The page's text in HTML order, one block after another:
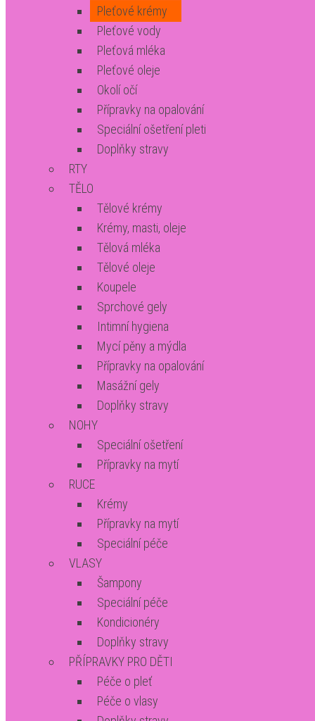
Pleťové krémy
Pleťové vody
Pleťová mléka
Pleťové oleje
Okolí očí
Přípravky na opalování
Speciální ošetření pleti
Doplňky stravy
RTY
TĚLO
Tělové krémy
Krémy, masti, oleje
Tělová mléka
Tělové oleje
Koupele
Sprchové gely
Intimní hygiena
Mycí pěny a mýdla
Přípravky na opalování
Masážní gely
Doplňky stravy
NOHY
Speciální ošetření
Přípravky na mytí
RUCE
Krémy
Přípravky na mytí
Speciální péče
VLASY
Šampony
Speciální péče
Kondicionéry
Doplňky stravy
PŘÍPRAVKY PRO DĚTI
Péče o pleť
Péče o vlasy